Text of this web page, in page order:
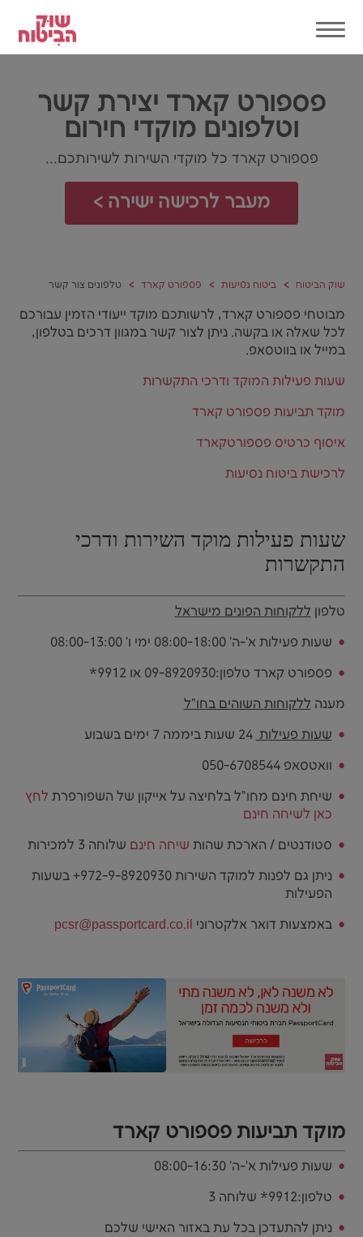
פספורט קארד יצירת קשר
וטלפונים מוקדי חירום
פספורט קארד כל מוקדי השירות לשירותכם...
מעבר לרכישה ישירה >
שוק הביטוח ביטוח נסיעות פספורט קארד טלפונים צור קשר
מבוטחי פספורט קארד, לרשותכם מוקד ייעודי הזמין עבורכם
לכל שאלה או בקשה. ניתן לצור קשר במגוון דרכים בטלפון,
במייל או בווטסאפ.
שעות פעילות המוקד ודרכי התקשרות
מוקד תביעות פספורט קארד
איסוף כרטיס פספורטקארד
לרכישת ביטוח נסיעות
שעות פעילות מוקד השירות ודרכי
התקשרות
טלפון ללקוחות הפונים מישראל
שעות פעילות א'-ה' 08:00-18:00 ימי ו' 08:00-13:00
פספורט קארד טלפון:09-8920930 או 9912*
מענה ללקוחות השוהים בחו"ל
שעות פעילות 24 שעות ביממה 7 ימים בשבוע
וואטסאפ 050-6708544
שיחת חינם מחו"ל בלחיצה על אייקון של השפורפרת לחץ
כאן לשיחה חינם
סטודנטים / הארכת שהות שיחה חינם שלוחה 3 למכירות
ניתן גם לפנות למוקד השירות 972-9-8920930+ בשעות
הפעילות
באמצעות דואר אלקטרוני pcsr@passportcard.co.il
מוקד תביעות פספורט קארד
שעות פעילות א'-ה' 08:00-16:30
טלפון:9912* שלוחה 3
ניתן להתעדכן בכל עת באזור האישי שלכם